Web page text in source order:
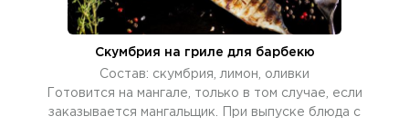
Скумбрия на гриле для барбекю
Состав: скумбрия, лимон, оливки
Готовится на мангале, только в том случае, если
заказывается мангальщик. При выпуске блюда с